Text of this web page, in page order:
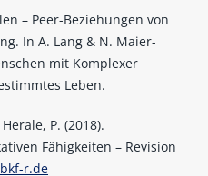
– Peer-Beziehungen von
In A. Lang & N. Maier-
mit Komplexer
Leben.
P. (2018).
Fähigkeiten – Revision
r.de